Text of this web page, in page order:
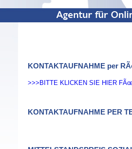
KONTAKTAUFNAHME per
>>>BITTE KLICKEN SIE HIER
KONTAKTAUFNAHME PER